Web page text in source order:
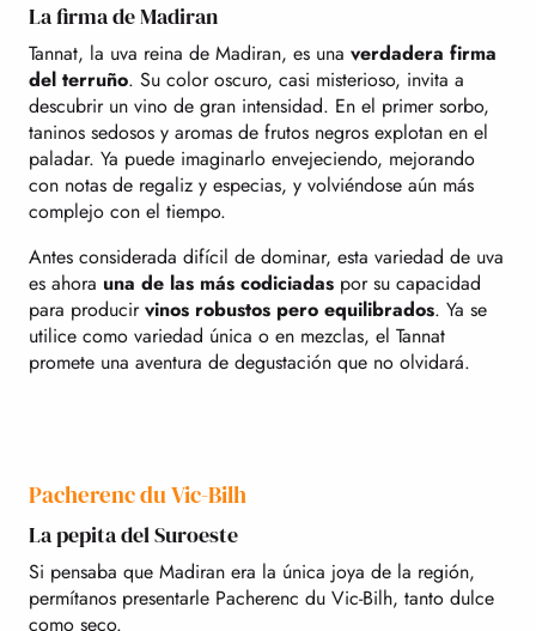
La firma de Madiran
Tannat, la uva reina de Madiran, es una verdadera firma
del terruño. Su color oscuro, casi misterioso, invita a
descubrir un vino de gran intensidad. En el primer sorbo,
taninos sedosos y aromas de frutos negros explotan en el
paladar. Ya puede imaginarlo envejeciendo, mejorando
con notas de regaliz y especias, y volviéndose aún más
complejo con el tiempo.
Antes considerada difícil de dominar, esta variedad de uva
es ahora una de las más codiciadas por su capacidad
para producirvinos robustos pero equilibrados. Ya se
utilice como variedad única o en mezclas, el Tannat
promete una aventura de degustación que no olvidará.
Pacherenc du Vic-Bilh
La pepita del Suroeste
Si pensaba que Madiran era la única joya de la región,
permítanos presentarle Pacherenc du Vic-Bilh, tanto dulce
como seco.